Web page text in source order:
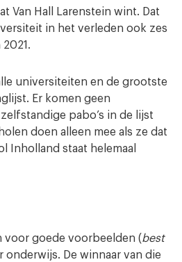
Van Hall Larenstein wint. Dat
in het verleden ook zes
universiteiten en de grootste
Er komen geen
pabo’s in de lijst
doen alleen mee als ze dat
Inholland staat helemaal
voor goede voorbeelden (best
onderwijs. De winnaar van die